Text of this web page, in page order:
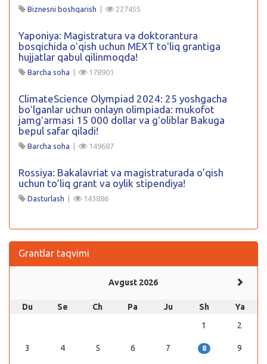
Biznesni boshqarish | 227455
Yaponiya: Magistratura va doktorantura
bosqichida oʻqish uchun MEXT toʻliq grantiga
hujjatlar qabul qilinmoqda!
Barcha soha | 178901
ClimateScience Olympiad 2024: 25 yoshgacha
boʻlganlar uchun onlayn olimpiada: mukofot
jamgʻarmasi 15 000 dollar va gʻoliblar Bakuga
bepul safar qiladi!
Barcha soha | 149687
Rossiya: Bakalavriat va magistraturada o’qish
uchun to’liq grant va oylik stipendiya!
Dasturlash | 143886
Grantlar taqvimi
Avgust 2026
Du Se Ch Pa Ju Sh
Ya
1
2
3 4 5 6 7 8 9